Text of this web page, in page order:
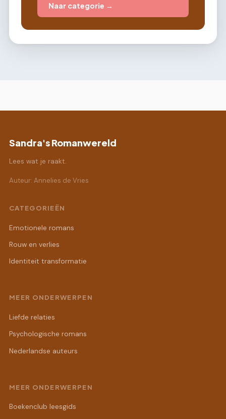
Naar categorie →
Sandra's Romanwereld
Lees wat je raakt.
Auteur: Annelies de Vries
CATEGORIEËN
Emotionele romans
Rouw en verlies
Identiteit transformatie
MEER ONDERWERPEN
Liefde relaties
Psychologische romans
Nederlandse auteurs
MEER ONDERWERPEN
Boekenclub leesgids